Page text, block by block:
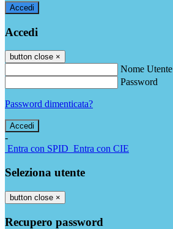
Accedi
Accedi
button close ×
Nome Utente
Password
Password dimenticata?
-
Entra con SPID Entra con CIE
Seleziona utente
button close ×
Recupero password